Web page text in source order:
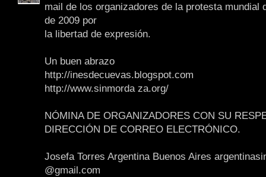
mail de los organizadores de la protesta mundial
de 2009 por
la libertad de expresión.
Un buen abrazo
http://inesdecuevas.blogspot.com
http://www.sinmorda za.org/
NÓMINA DE ORGANIZADORES CON SU
DIRECCIÓN DE CORREO ELECTRÓNICO.
Josefa Torres Argentina Buenos Aires
@gmail.com